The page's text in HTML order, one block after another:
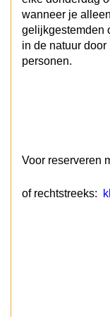
wanneer je
gelijkgestemden
in de natuur
personen.
Voor reserveren
of rechtstreeks: